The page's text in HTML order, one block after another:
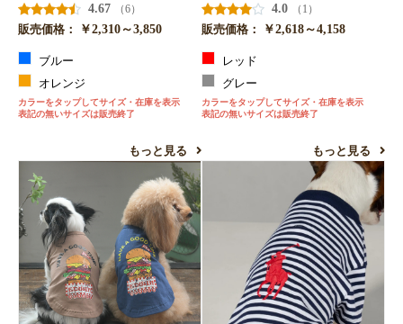
4.67
（6）
販売価格：
￥2,310～3,850
ブルー
オレンジ
カラーをタップしてサイズ・在庫を表示
表記の無いサイズは販売終了
もっと見る
4.0
（1）
販売価格：
￥2,618～4,158
レッド
グレー
カラーをタップしてサイズ・在庫を表示
表記の無いサイズは販売終了
もっと見る